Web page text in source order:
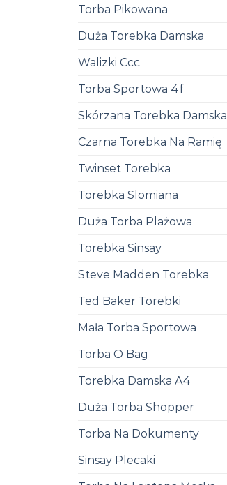
Torba Pikowana
Duża Torebka Damska
Walizki Ccc
Torba Sportowa 4f
Skórzana Torebka Damska
Czarna Torebka Na Ramię
Twinset Torebka
Torebka Slomiana
Duża Torba Plażowa
Torebka Sinsay
Steve Madden Torebka
Ted Baker Torebki
Mała Torba Sportowa
Torba O Bag
Torebka Damska A4
Duża Torba Shopper
Torba Na Dokumenty
Sinsay Plecaki